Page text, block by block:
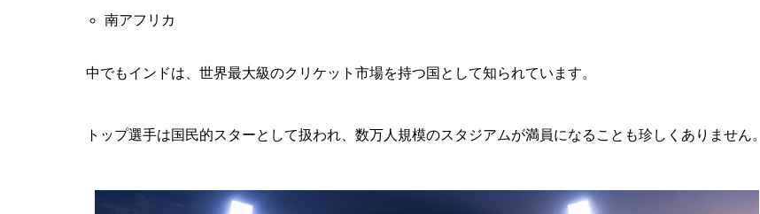
南アフリカ
中でもインドは、世界最大級のクリケット市場を持つ国として知られています。
トップ選手は国民的スターとして扱われ、数万人規模のスタジアムが満員になることも珍しくありません。